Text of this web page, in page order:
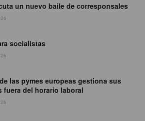
un nuevo baile de corresponsales
socialistas
las pymes europeas gestiona sus
fuera del horario laboral